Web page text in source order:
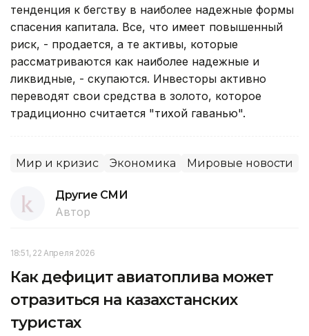
тенденция к бегству в наиболее надежные формы
спасения капитала. Все, что имеет повышенный
риск, - продается, а те активы, которые
рассматриваются как наиболее надежные и
ликвидные, - скупаются. Инвесторы активно
переводят свои средства в золото, которое
традиционно считается "тихой гаванью".
Мир и кризис Экономика Мировые новости
Другие СМИ
Автор
18:51, 22 Апреля 2026
Как дефицит авиатоплива может
отразиться на казахстанских
туристах